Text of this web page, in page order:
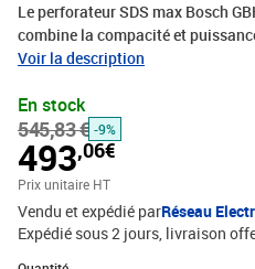
Le perforateur SDS max Bosch
combine la compacité et
performances lors des travaux
même étant donné son poids très
d'excellents résultats. Ce
autres appareils de même
artificielle. En effet, il dispose
Bluetooth Connectivity, cela
fonctions électroniques et de
réel ainsi que de sélectionner
Voir la description
En stock
545,83 € -9%
493,06€
Prix unitaire HT
Vendu et expédié parRéseau
Expédié sous 2 jours livraison